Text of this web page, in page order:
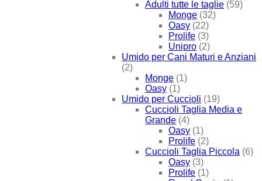
Adulti tutte le taglie (59)
Monge (32)
Oasy (22)
Prolife (3)
Unipro (2)
Umido per Cani Maturi e Anziani
(2)
Monge (1)
Oasy (1)
Umido per Cuccioli (19)
Cuccioli Taglia Media e
Grande (4)
Oasy (1)
Prolife (2)
Cuccioli Taglia Piccola (6)
Oasy (3)
Prolife (1)